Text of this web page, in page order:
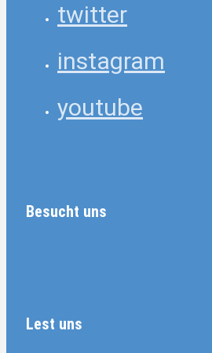
twitter
instagram
youtube
Besucht uns
Lest uns